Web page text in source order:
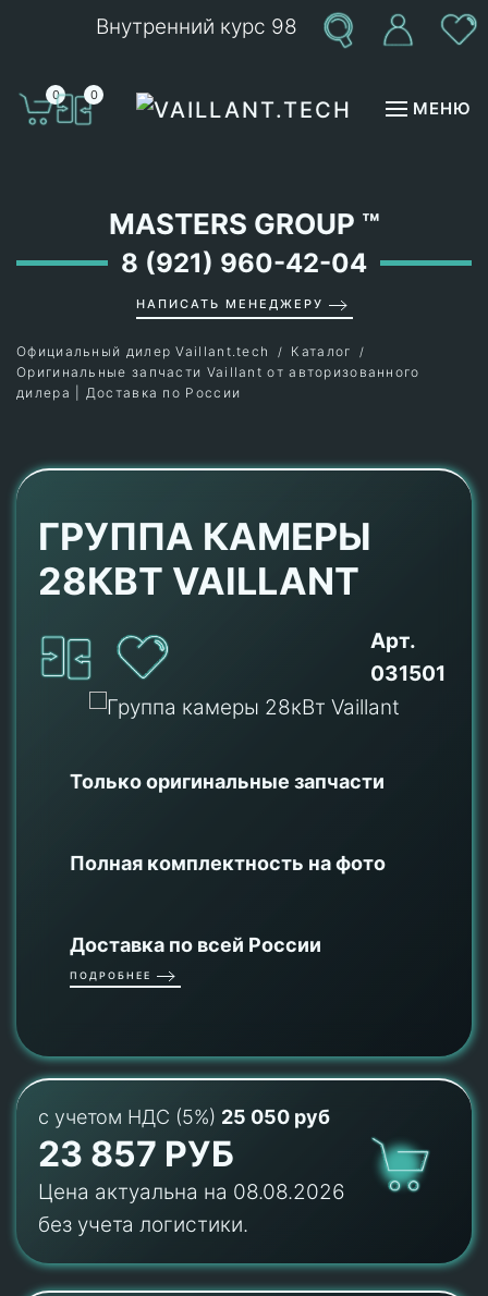
Внутренний курс 98
0 0
МЕНЮ
MASTERS GROUP ™
8 (921) 960-42-04
НАПИСАТЬ МЕНЕДЖЕРУ
Официальный дилер Vaillant.tech
Каталог
Оригинальные запчасти Vaillant от авторизованного
дилера | Доставка по России
ГРУППА КАМЕРЫ
28КВТ VAILLANT
Арт.
031501
Только оригинальные запчасти
Полная комплектность на фото
Доставка по всей России
ПОДРОБНЕЕ
с учетом НДС (5%) 25 050 руб
23 857 РУБ
Цена актуальна на 08.08.2026
без учета логистики.